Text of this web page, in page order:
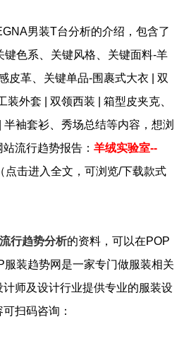
男装T台分析的介绍，包含了
键色系、 关键风格、 关键面料-羊
皮革、 关键单品-围裹式大衣 | 双
装外套 | 双领西装 | 箱型皮夹克、
半袖套衫、秀场总结等内容，想浏
站流行趋势报告：羊绒实验室--
点击进入全文，可浏览/下载款式
行趋势分析的资料，可以在POP
服装趋势网是一家专门做服装相关
师及设计行业提供专业的服装设
扫码咨询：